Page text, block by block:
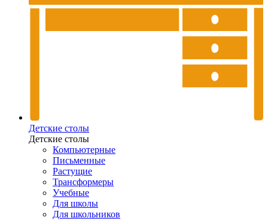
Детские столы
Детские столы
Компьютерные
Письменные
Растущие
Трансформеры
Учебные
Для школы
Для школьников